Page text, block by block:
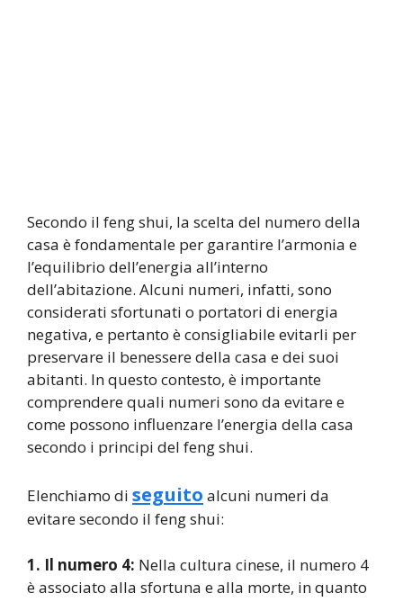
Secondo il feng shui, la scelta del numero della
casa è fondamentale per garantire l’armonia e
l’equilibrio dell’energia all’interno
dell’abitazione. Alcuni numeri, infatti, sono
considerati sfortunati o portatori di energia
negativa, e pertanto è consigliabile evitarli per
preservare il benessere della casa e dei suoi
abitanti. In questo contesto, è importante
comprendere quali numeri sono da evitare e
come possono influenzare l’energia della casa
secondo i principi del feng shui.
Elenchiamo di seguito alcuni numeri da
evitare secondo il feng shui:
1. Il numero 4: Nella cultura cinese, il numero 4
è associato alla sfortuna e alla morte, in quanto